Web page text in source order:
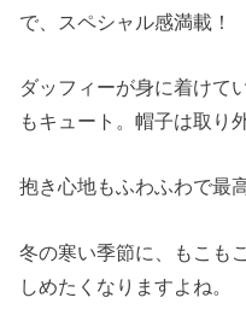
で、スペシャル感満載！
ダッフィーが身に着けて
もキュート。帽子は取り
抱き心地もふわふわで最
冬の寒い季節に、もこも
しめたくなりますよね。